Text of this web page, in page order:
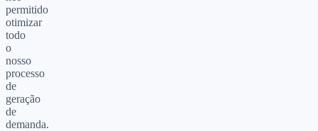
permitido
otimizar
todo
o
nosso
processo
de
geração
de
demanda.